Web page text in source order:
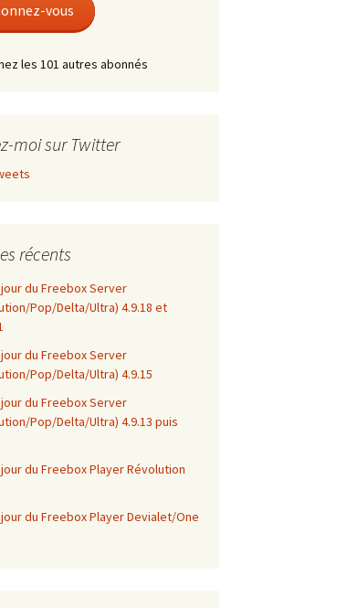
vous
les 101 autres abonnés
moi sur Twitter
récents
du Freebox Server
Pop/Delta/Ultra) 4.9.18 et
du Freebox Server
Pop/Delta/Ultra) 4.9.15
du Freebox Server
Pop/Delta/Ultra) 4.9.13 puis
du Freebox Player Révolution
du Freebox Player Devialet/One